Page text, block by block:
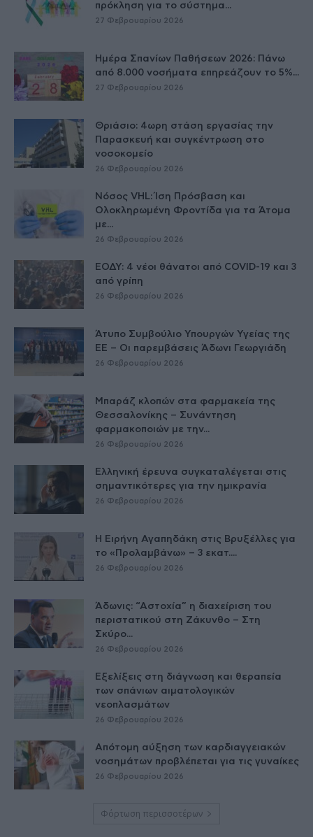
πρόκληση για το σύστημα...
27 Φεβρουαρίου 2026
Ημέρα Σπανίων Παθήσεων 2026: Πάνω
από 8.000 νοσήματα επηρεάζουν το 5%...
27 Φεβρουαρίου 2026
Θριάσιο: 4ωρη στάση εργασίας την
Παρασκευή και συγκέντρωση στο
νοσοκομείο
26 Φεβρουαρίου 2026
Νόσος VHL: Ίση Πρόσβαση και
Ολοκληρωμένη Φροντίδα για τα Άτομα
με...
26 Φεβρουαρίου 2026
ΕΟΔΥ: 4 νέοι θάνατοι από COVID-19 και 3
από γρίπη
26 Φεβρουαρίου 2026
Άτυπο Συμβούλιο Υπουργών Υγείας της
ΕE – Οι παρεμβάσεις Άδωνι Γεωργιάδη
26 Φεβρουαρίου 2026
Μπαράζ κλοπών στα φαρμακεία της
Θεσσαλονίκης – Συνάντηση
φαρμακοποιών με την...
26 Φεβρουαρίου 2026
Ελληνική έρευνα συγκαταλέγεται στις
σημαντικότερες για την ημικρανία
26 Φεβρουαρίου 2026
Η Ειρήνη Αγαπηδάκη στις Βρυξέλλες για
το «Προλαμβάνω» – 3 εκατ....
26 Φεβρουαρίου 2026
Άδωνις: “Αστοχία” η διαχείριση του
περιστατικού στη Ζάκυνθο – Στη
Σκύρο...
26 Φεβρουαρίου 2026
Εξελίξεις στη διάγνωση και θεραπεία
των σπάνιων αιματολογικών
νεοπλασμάτων
26 Φεβρουαρίου 2026
Απότομη αύξηση των καρδιαγγειακών
νοσημάτων προβλέπεται για τις γυναίκες
26 Φεβρουαρίου 2026
Φόρτωση περισσοτέρων